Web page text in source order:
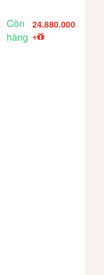
Còn
hàng
24.880.000
+